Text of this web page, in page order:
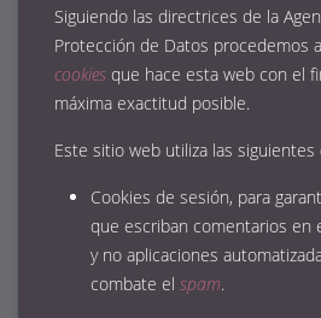
Siguiendo las directrices de la
Protección de Datos procedemos
cookies que hace esta web con el
máxima exactitud posible.
Este sitio web utiliza las siguientes
Cookies de sesión, para
que escriban comentarios en
y no aplicaciones
combate el spam.